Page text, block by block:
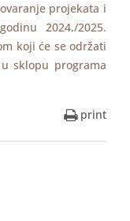
projekata i
2024./2025.
koji će se održati
sklopu programa
print